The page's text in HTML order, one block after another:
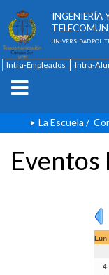
INGENIERÍA
UNIVERSIDAD
Intra-Empleados Intra-
La Escuela /
Lun
4